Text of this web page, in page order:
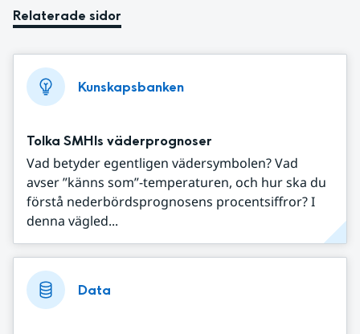
Relaterade sidor
Kunskapsbanken
Tolka SMHIs väderprognoser
Vad betyder egentligen vädersymbolen? Vad
avser ”känns som”-temperaturen, och hur ska du
förstå nederbördsprognosens procentsiffror? I
denna vägled...
Data